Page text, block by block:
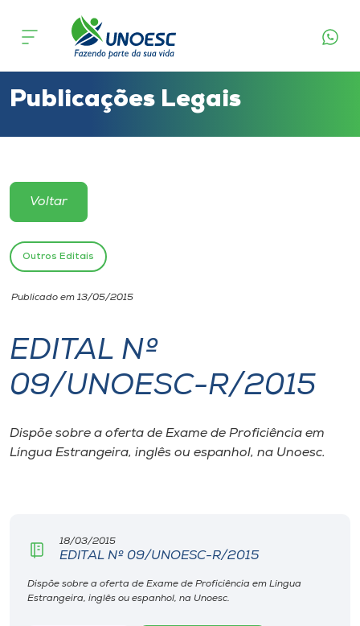
Cursos
Atendimento ao Estudante
Portal de Ensino
Unoesc
Internacionalização
I.nova
Diplomados
CPA
Biblioteca
Publicações Legais
Voltar
Outros Editais
Publicado em 13/05/2015
EDITAL Nº
09/UNOESC-R/2015
Dispõe sobre a oferta de Exame de Proficiência em
Língua Estrangeira, inglês ou espanhol, na Unoesc.
18/03/2015
EDITAL Nº 09/UNOESC-R/2015
Dispõe sobre a oferta de Exame de Proficiência em Língua
Estrangeira, inglês ou espanhol, na Unoesc.